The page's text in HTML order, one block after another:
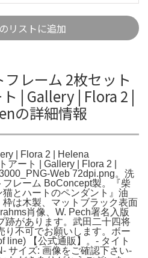
リストに追加
レーム 2枚セット
| Gallery | Flora 2 |
の詳細情報
| Flora 2 | Helena
アート | Gallery | Flora 2 |
Web 72dpi.png。洗
レーム BoConcept製。『柴
とハートのペンダント』油
木製、マットブラック表面
肖像、W. Pech署名入版
があります。武田二十四将
り不可でお願いします。ボー
line) 【公式通販】。- タイト
サイズ: 画像をご確認下さい-